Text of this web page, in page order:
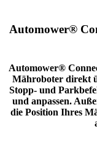
Automower®
Automower®
Mähroboter direkt
Stopp- und
und anpassen.
die Position Ihres